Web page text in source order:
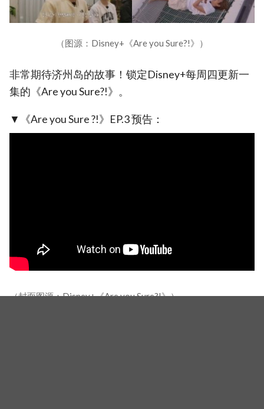
（图源：Disney+《Are you Sure?!》）
非常期待济州岛的故事！锁定Disney+每周四更新一
集的《Are you Sure?!》。
▼《Are you Sure ?!》EP.3 预告：
（封面图源：Disney+《Are you Sure?!》）